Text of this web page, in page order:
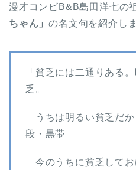
漫才コンビB&B島田洋七の
ちゃん」の名文句を紹介し
「貧乏には二通りある
乏。
うちは明るい貧乏だ
段・黒帯
今のうちに貧乏して